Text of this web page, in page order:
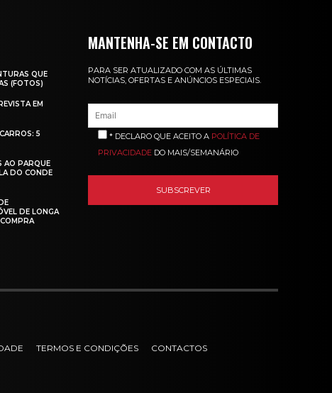
QUE
(FOTOS)
EM
5
AO PARQUE
DO CONDE
DE LONGA
MANTENHA-SE EM CONTACTO
PARA SER ATUALIZADO COM AS ÚLTIMAS
NOTÍCIAS, OFERTAS E ANÚNCIOS ESPECIAIS.
* DECLARO QUE ACEITO A POLÍTICA DE
PRIVACIDADE DO MAIS/SEMANÁRIO
TERMOS E CONDIÇÕES CONTACTOS